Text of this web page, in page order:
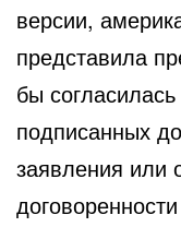
версии,
представила
бы
подписанных
заявления